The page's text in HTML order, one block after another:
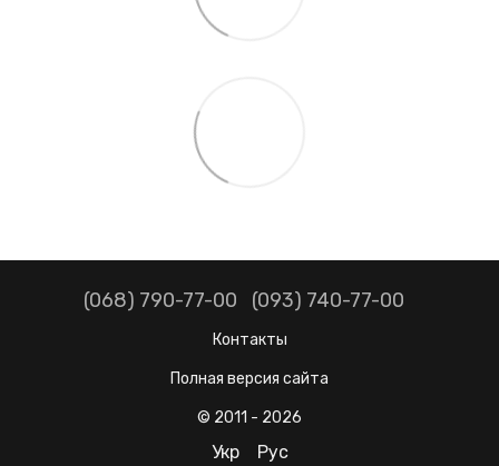
(068) 790-77-00 (093) 740-77-00
Контакты
Полная версия сайта
© 2011 - 2026
Укр Рус